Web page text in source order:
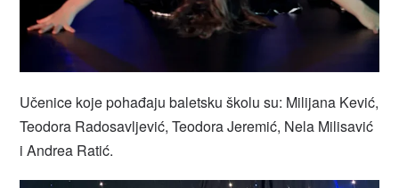
Učenice koje pohađaju baletsku školu su: Milijana Kević,
Teodora Radosavljević, Teodora Jeremić, Nela Milisavić
i Andrea Ratić.